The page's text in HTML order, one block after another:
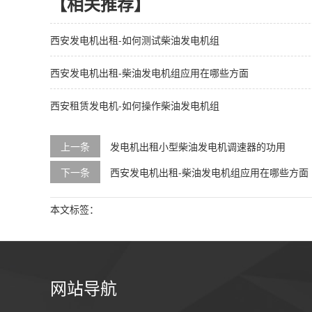
西安发电机出租-如何测试柴油发电机组
西安发电机出租-柴油发电机组应用在哪些方面
西安租赁发电机-如何操作柴油发电机组
上一条
发电机出租小型柴油发电机调速器的功用
下一条
西安发电机出租-柴油发电机组应用在哪些方面
本文标签：
网站导航